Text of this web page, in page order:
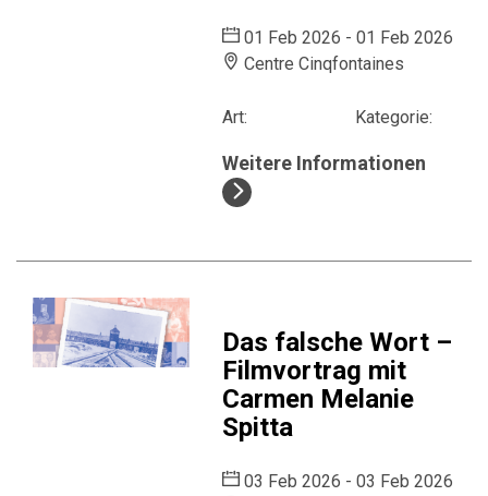
01 Feb 2026 - 01 Feb 2026
Centre Cinqfontaines
Art: Kategorie:
Weitere Informationen
Das falsche Wort –
Filmvortrag mit
Carmen Melanie
Spitta
03 Feb 2026 - 03 Feb 2026